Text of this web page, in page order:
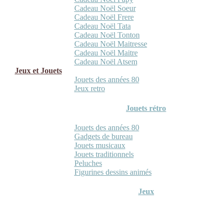
Cadeau Noël Soeur
Cadeau Noël Frere
Cadeau Noël Tata
Cadeau Noël Tonton
Cadeau Noël Maitresse
Cadeau Noël Maitre
Cadeau Noël Atsem
Jeux et Jouets
Jouets des années 80
Jeux retro
Jouets rétro
Jouets des années 80
Gadgets de bureau
Jouets musicaux
Jouets traditionnels
Peluches
Figurines dessins animés
Jeux